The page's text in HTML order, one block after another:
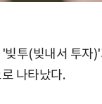
투(빚내서 투자
나타났다.